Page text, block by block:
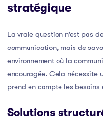
stratégique
La vraie question n’est pas
communication, mais de
environnement où la
encouragée. Cela nécessite
prend en compte les besoins
Solutions